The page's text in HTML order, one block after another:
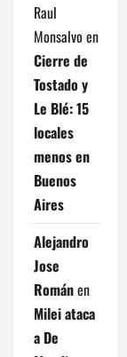
Raul
Monsalvo en
Cierre de
Tostado y
Le Blé: 15
locales
menos en
Buenos
Aires
Alejandro
Jose
Románen
Milei ataca
a De